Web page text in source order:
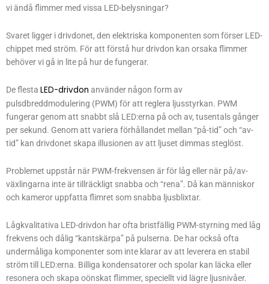
vi ändå flimmer med vissa LED-belysningar?
Svaret ligger i drivdonet, den elektriska komponenten som förser LED-
chippet med ström. För att förstå hur drivdon kan orsaka flimmer
behöver vi gå in lite på hur de fungerar.
De flesta LED-drivdon använder någon form av
pulsdbreddmodulering (PWM) för att reglera ljusstyrkan. PWM
fungerar genom att snabbt slå LED:erna på och av, tusentals gånger
per sekund. Genom att variera förhållandet mellan “på-tid” och “av-
tid” kan drivdonet skapa illusionen av att ljuset dimmas steglöst.
Problemet uppstår när PWM-frekvensen är för låg eller när på/av-
växlingarna inte är tillräckligt snabba och “rena”. Då kan människor
och kameror uppfatta flimret som snabba ljusblixtar.
Lågkvalitativa LED-drivdon har ofta bristfällig PWM-styrning med låg
frekvens och dålig “kantskärpa” på pulserna. De har också ofta
undermåliga komponenter som inte klarar av att leverera en stabil
ström till LED:erna. Billiga kondensatorer och spolar kan läcka eller
resonera och skapa oönskat flimmer, speciellt vid lägre ljusnivåer.